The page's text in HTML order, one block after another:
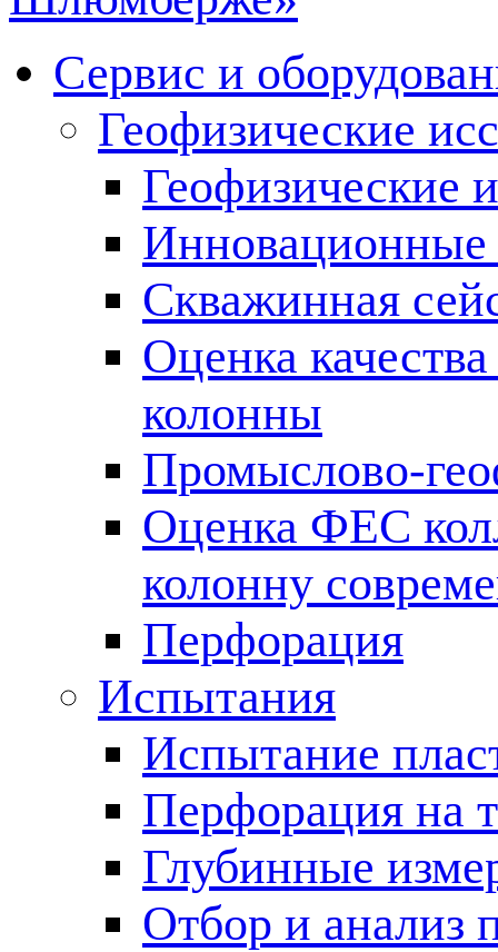
Сервис и
Геофизические
Геофизические
Инновационные
Скважинная
Оценка
колонны
Промыслово-
Оценка ФЕС
колонну
Перфорация
Испытания
Испытание
Перфорация на
Глубинные
Отбор и анализ